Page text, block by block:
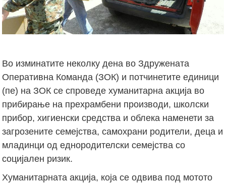
Во изминатите неколку дена во Здружената
Оперативна Команда (ЗОК) и потчинетите единици
(пе) на ЗОК се спроведе хуманитарна акција во
прибирање на прехрамбени производи, школски
прибор, хигиенски средства и облека наменети за
загрозените семејства, самохрани родители, деца и
младинци од еднородителски семејства со
социјален ризик.
Хуманитарната акција, која се одвива под мотото